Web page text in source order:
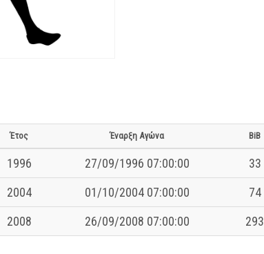
Έτος Έναρξη Αγώνα BiB
1996 27/09/1996 07:00:00 33
2004 01/10/2004 07:00:00 74
2008 26/09/2008 07:00:00 293